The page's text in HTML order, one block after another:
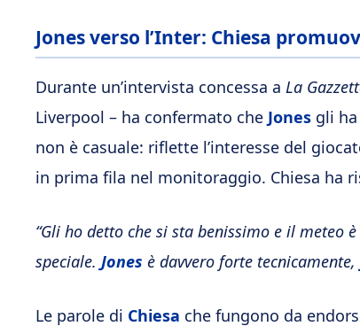
Jones verso l’Inter: Chiesa
Durante un’intervista concessa a La
Liverpool – ha confermato che Jones gli
non è casuale: riflette l’interesse del
in prima fila nel monitoraggio. Chiesa ha
“Gli ho detto che si sta benissimo e il meteo
speciale. Jones è davvero forte tecnicamente,
Le parole di Chiesa che fungono da